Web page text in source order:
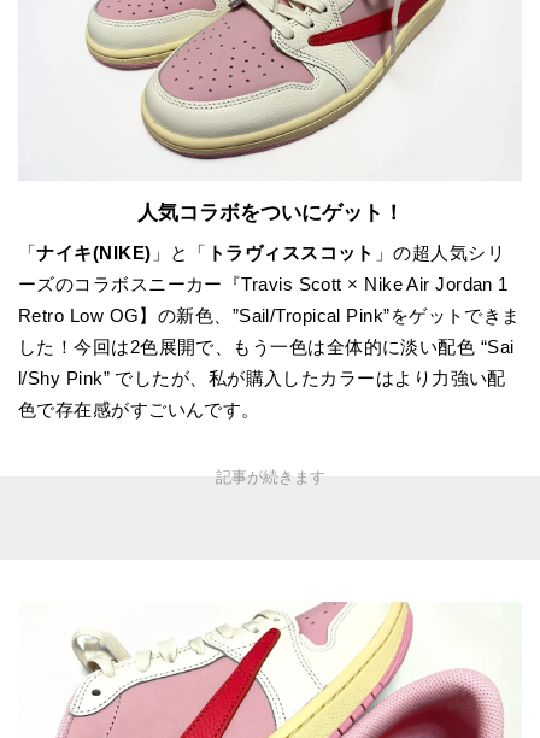
人気コラボをついにゲット！
「ナイキ(NIKE) 」と「 トラヴィススコット 」の超人気シリ
ーズのコラボスニーカー『Travis Scott × Nike Air Jordan 1
Retro Low OG】の新色、”Sail/Tropical Pink”をゲットできま
した！今回は2色展開で、もう一色は全体的に淡い配色 “Sai
l/Shy Pink” でしたが、私が購入したカラーはより力強い配
色で存在感がすごいんです。